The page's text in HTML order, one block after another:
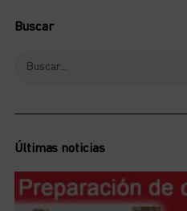
Buscar
Últimas noticias